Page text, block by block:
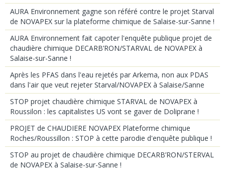
AURA Environnement gagne son référé contre le projet Starval
de NOVAPEX sur la plateforme chimique de Salaise-sur-Sanne !
AURA Environnement fait capoter l'enquête publique projet de
chaudière chimique DECARB’RON/STARVAL de NOVAPEX à
Salaise-sur-Sanne !
Après les PFAS dans l'eau rejetés par Arkema, non aux PDAS
dans l'air que veut rejeter Starval/NOVAPEX à Salaise/Sanne
STOP projet chaudière chimique STARVAL de NOVAPEX à
Roussilon : les capitalistes US vont se gaver de Doliprane !
PROJET de CHAUDIERE NOVAPEX Plateforme chimique
Roches/Roussillon : STOP à cette parodie d'enquête publique !
STOP au projet de chaudière chimique DECARB’RON/STERVAL
de NOVAPEX à Salaise-sur-Sanne !